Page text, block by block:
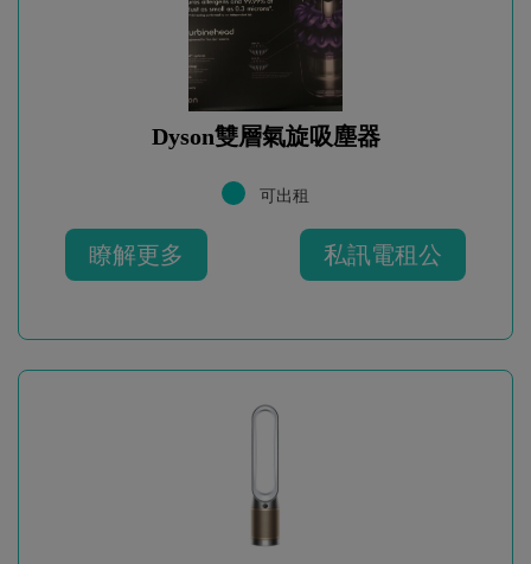
Dyson雙層氣旋吸塵器
可出租
瞭解更多 私訊電租公